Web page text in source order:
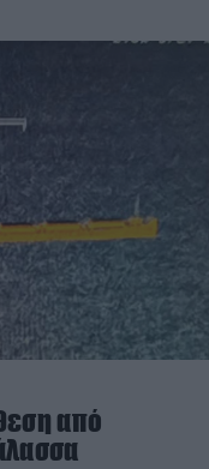
από